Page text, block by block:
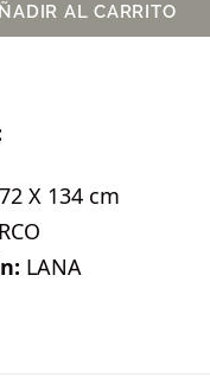
AL CARRITO
X 134 cm
LANA